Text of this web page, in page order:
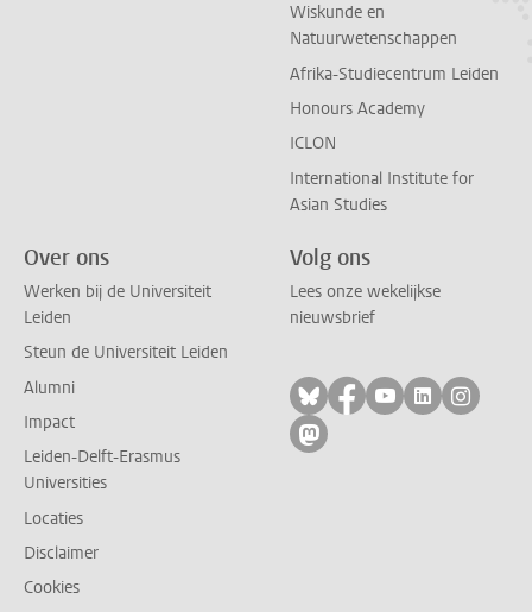
Wiskunde en
Natuurwetenschappen
Afrika-Studiecentrum Leiden
Honours Academy
ICLON
International Institute for
Asian Studies
Over ons
Werken bij de Universiteit
Leiden
Steun de Universiteit Leiden
Alumni
Impact
Leiden-Delft-Erasmus
Universities
Locaties
Disclaimer
Cookies
Volg ons
Lees onze wekelijkse
nieuwsbrief
Volg ons op bluesky
Volg ons op
Volg ons op
Volg ons
Volg
Volg ons op mastodon